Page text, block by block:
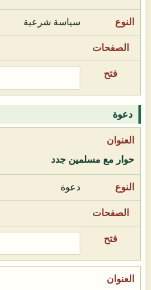
سياسة شرعية
دعوة
حوار مع مسلمين جدد
دعوة